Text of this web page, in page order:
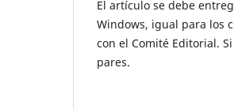
El artículo se debe
Windows, igual para los
con el Comité Editorial.
pares.